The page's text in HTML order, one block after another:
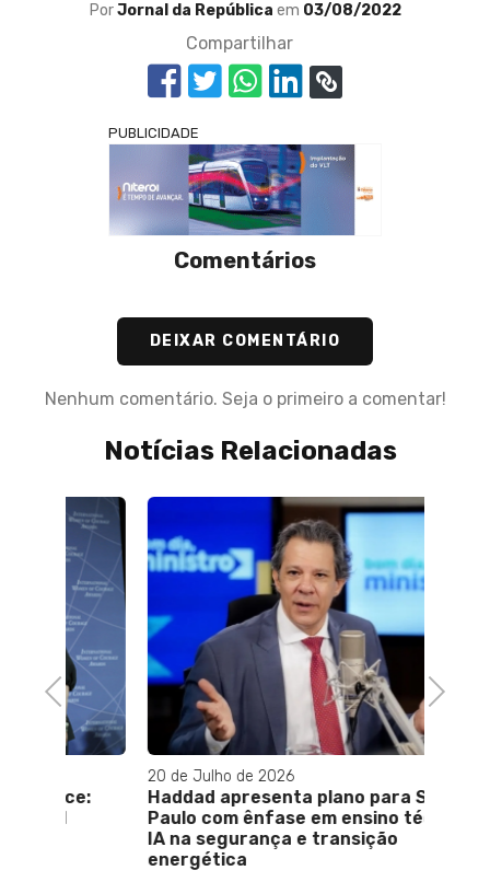
PorJornal da República em 03/08/2022
Compartilhar
PUBLICIDADE
Comentários
DEIXAR COMENTÁRIO
Nenhum comentário. Seja o primeiro a comentar!
Notícias Relacionadas
Previous
20 de Julho de 2026
Haddad apresenta plano para São
Paulo com ênfase em ensino técnico,
IA na segurança e transição
energética
Next